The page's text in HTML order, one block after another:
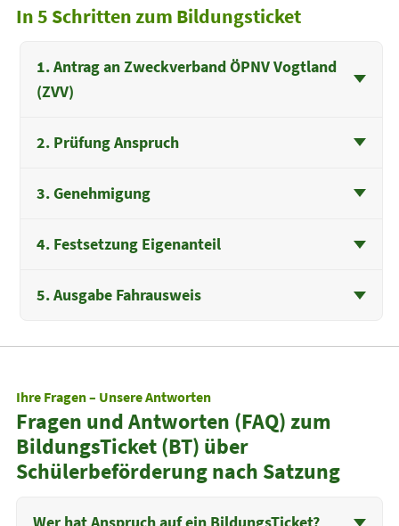
In 5 Schritten zum Bildungsticket
1. Antrag an Zweckverband ÖPNV Vogtland
(ZVV)
2. Prüfung Anspruch
3. Genehmigung
4. Festsetzung Eigenanteil
5. Ausgabe Fahrausweis
Ihre Fragen – Unsere Antworten
Fragen und Antworten (FAQ) zum
BildungsTicket (BT) über
Schülerbeförderung nach Satzung